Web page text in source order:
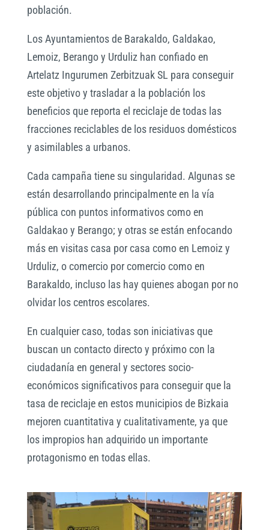
población.
Los Ayuntamientos de Barakaldo, Galdakao,
Lemoiz, Berango y Urduliz han confiado en
Artelatz Ingurumen Zerbitzuak SL para conseguir
este objetivo y trasladar a la población los
beneficios que reporta el reciclaje de todas las
fracciones reciclables de los residuos domésticos
y asimilables a urbanos.
Cada campaña tiene su singularidad. Algunas se
están desarrollando principalmente en la vía
pública con puntos informativos como en
Galdakao y Berango; y otras se están enfocando
más en visitas casa por casa como en Lemoiz y
Urduliz, o comercio por comercio como en
Barakaldo, incluso las hay quienes abogan por no
olvidar los centros escolares.
En cualquier caso, todas son iniciativas que
buscan un contacto directo y próximo con la
ciudadanía en general y sectores socio-
económicos significativos para conseguir que la
tasa de reciclaje en estos municipios de Bizkaia
mejoren cuantitativa y cualitativamente, ya que
los impropios han adquirido un importante
protagonismo en todas ellas.